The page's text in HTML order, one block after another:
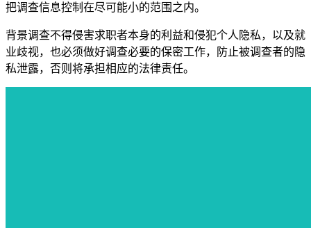
把调查信息控制在尽可能小的范围之内。
背景调查不得侵害求职者本身的利益和侵犯个人隐私，以及就
业歧视，也必须做好调查必要的保密工作，防止被调查者的隐
私泄露，否则将承担相应的法律责任。